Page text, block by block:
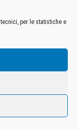
per le statistiche e